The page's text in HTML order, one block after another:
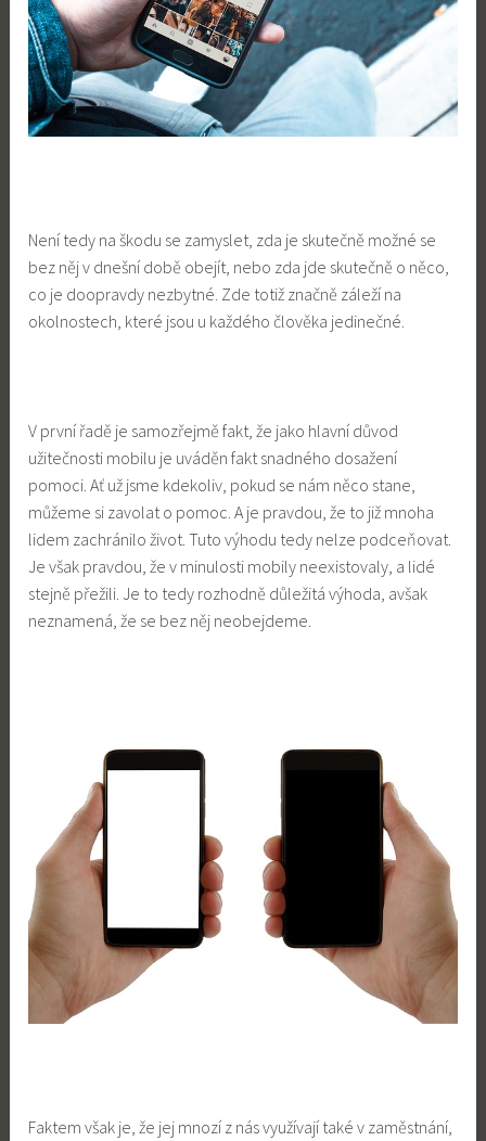
Není tedy na škodu se zamyslet, zda je skutečně možné se
bez něj v dnešní době obejít, nebo zda jde skutečně o něco,
co je doopravdy nezbytné. Zde totiž značně záleží na
okolnostech, které jsou u každého člověka jedinečné.
V první řadě je samozřejmě fakt, že jako hlavní důvod
užitečnosti mobilu je uváděn fakt snadného dosažení
pomoci. Ať už jsme kdekoliv, pokud se nám něco stane,
můžeme si zavolat o pomoc. A je pravdou, že to již mnoha
lidem zachránilo život. Tuto výhodu tedy nelze podceňovat.
Je však pravdou, že v minulosti mobily neexistovaly, a lidé
stejně přežili. Je to tedy rozhodně důležitá výhoda, avšak
neznamená, že se bez něj neobejdeme.
Faktem však je, že jej mnozí z nás využívají také v zaměstnání,